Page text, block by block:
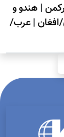
| هندو و
|عرب/